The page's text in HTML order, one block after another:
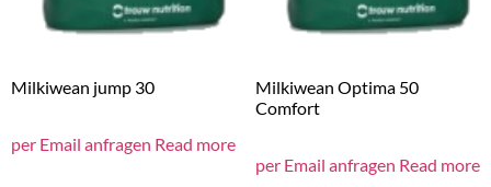
Milkiwean jump 30
per Email anfragen Read more
Milkiwean Optima 50
Comfort
per Email anfragen Read more